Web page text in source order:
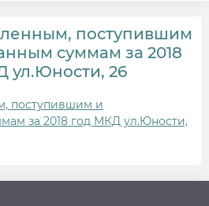
поступившим
суммам за 2018
ул.Юности, 26
поступившим и
за 2018 год МКД ул.Юности,